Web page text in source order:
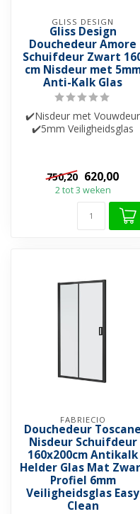
GLISS DESIGN
Gliss Design
Douchedeur Amore
Schuifdeur Zwart
cm Nisdeur met
Anti-Kalk Glas
✔️Nisdeur met Vouwdeur
✔️5mm Veiligheidsglas
750,20 620,00
2 tot 3 weken
FABRIECIO
Douchedeur Toscane
Nisdeur Schuifdeur
160x200cm Antikalk
Helder Glas Mat
Profiel 6mm
Veiligheidsglas Easy
Clean